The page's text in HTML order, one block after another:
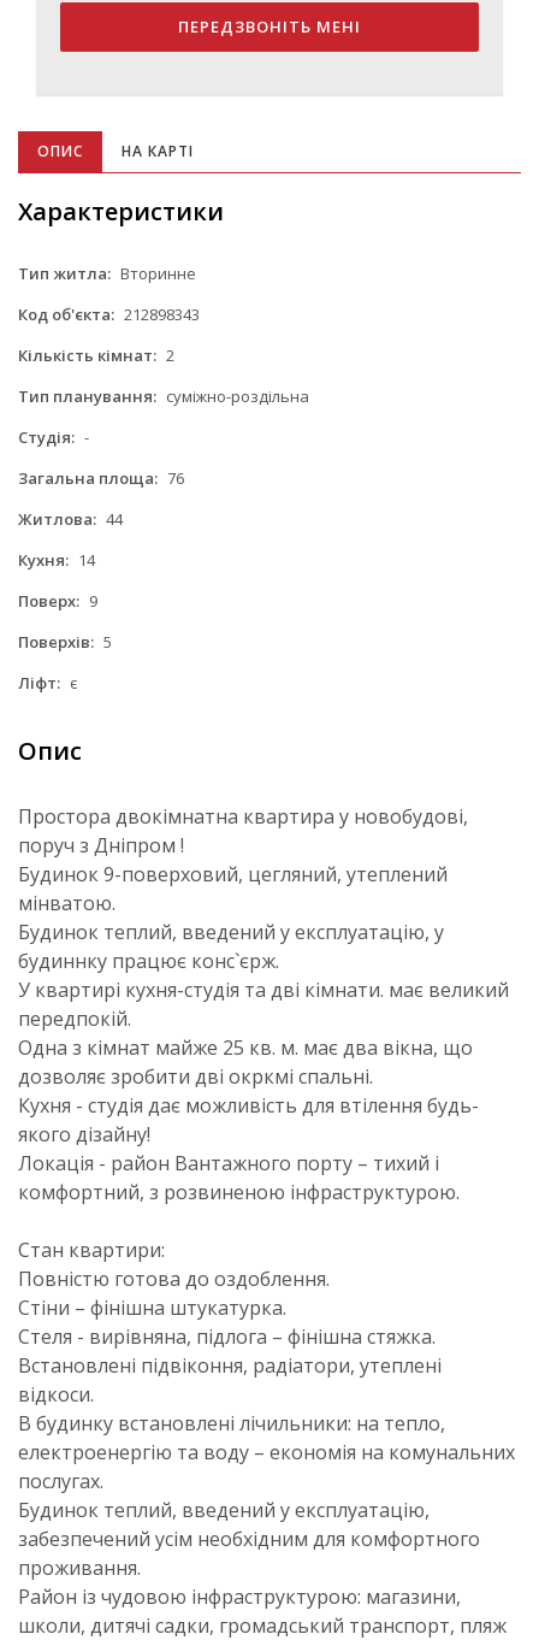
ПЕРЕДЗВОНІТЬ МЕНІ
ОПИС НА КАРТІ
Характеристики
Тип житла: Вторинне
Код об'єкта: 212898343
Кількість кімнат: 2
Тип планування: суміжно-роздільна
Студія: -
Загальна площа: 76
Житлова: 44
Кухня: 14
Поверх: 9
Поверхів: 5
Ліфт: є
Опис
Простора двокімнатна квартира у новобудові,
поруч з Дніпром !
Будинок 9-поверховий, цегляний, утеплений
мінватою.
Будинок теплий, введений у експлуатацію, у
будиннку працює конс`єрж.
У квартирі кухня-студія та дві кімнати. має великий
передпокій.
Одна з кімнат майже 25 кв. м. має два вікна, що
дозволяє зробити дві окркмі спальні.
Кухня - студія дає можливість для втілення будь-
якого дізайну!
Локація - район Вантажного порту – тихий і
комфортний, з розвиненою інфраструктурою.
Стан квартири:
Повністю готова до оздоблення.
Стіни – фінішна штукатурка.
Стеля - вирівняна, підлога – фінішна стяжка.
Встановлені підвіконня, радіатори, утеплені
відкоси.
В будинку встановлені лічильники: на тепло,
електроенергію та воду – економія на комунальних
послугах.
Будинок теплий, введений у експлуатацію,
забезпечений усім необхідним для комфортного
проживання.
Район із чудовою інфраструктурою: магазини,
школи, дитячі садки, громадський транспорт, пляж